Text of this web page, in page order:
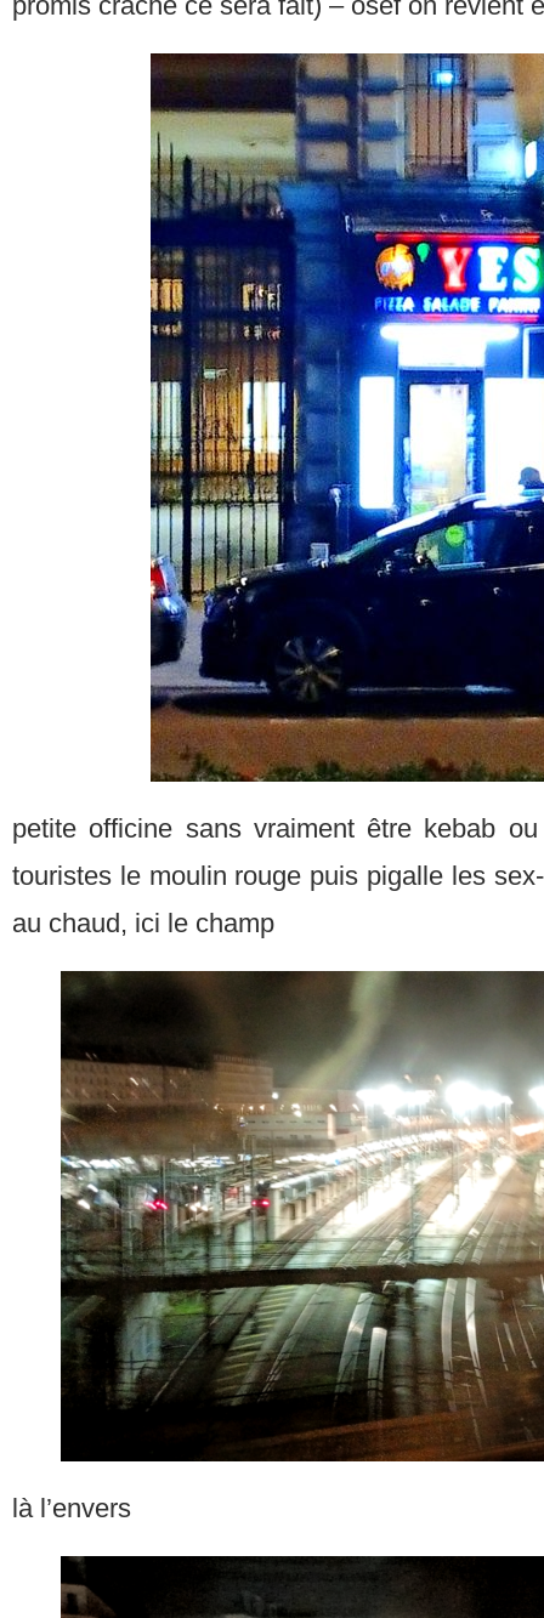
petite officine sans vraiment être kebab
touristes le moulin rouge puis pigalle les
au chaud, ici le champ
là l’envers